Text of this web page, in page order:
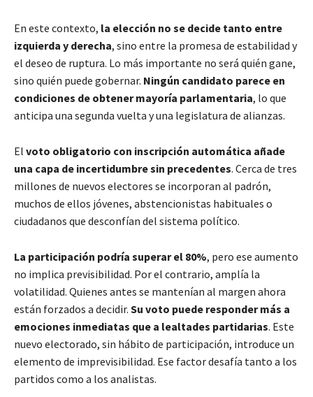
En este contexto, la elección no se decide tanto entre
izquierda y derecha, sino entre la promesa de estabilidad y
el deseo de ruptura. Lo más importante no será quién gane,
sino quién puede gobernar. Ningún candidato parece en
condiciones de obtener mayoría parlamentaria, lo que
anticipa una segunda vuelta y una legislatura de alianzas.
El voto obligatorio con inscripción automática añade
una capa de incertidumbre sin precedentes. Cerca de tres
millones de nuevos electores se incorporan al padrón,
muchos de ellos jóvenes, abstencionistas habituales o
ciudadanos que desconfían del sistema político.
La participación podría superar el 80%, pero ese aumento
no implica previsibilidad. Por el contrario, amplía la
volatilidad. Quienes antes se mantenían al margen ahora
están forzados a decidir. Su voto puede responder más a
emociones inmediatas que a lealtades partidarias. Este
nuevo electorado, sin hábito de participación, introduce un
elemento de imprevisibilidad. Ese factor desafía tanto a los
partidos como a los analistas.